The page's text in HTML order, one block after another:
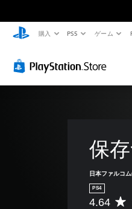
購入 PS5 ゲーム
保
日本ファルコ
PS4
評
4.64